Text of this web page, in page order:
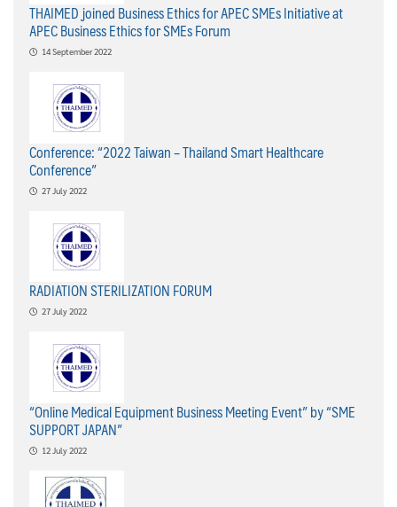
THAIMED joined Business Ethics for APEC SMEs Initiative at
APEC Business Ethics for SMEs Forum
14 September 2022
Conference: “2022 Taiwan – Thailand Smart Healthcare
Conference”
27 July 2022
RADIATION STERILIZATION FORUM
27 July 2022
“Online Medical Equipment Business Meeting Event” by “SME
SUPPORT JAPAN”
12 July 2022